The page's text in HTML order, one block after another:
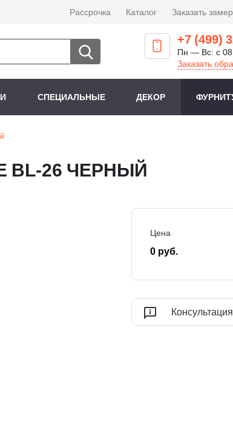
Рассрочка Каталог Заказать замер
+7 (499)
Пн — Вс: с
Заказать
СПЕЦИАЛЬНЫЕ ДЕКОР
BL-26 ЧЕРНЫЙ
Цена
0 руб.
Консультация